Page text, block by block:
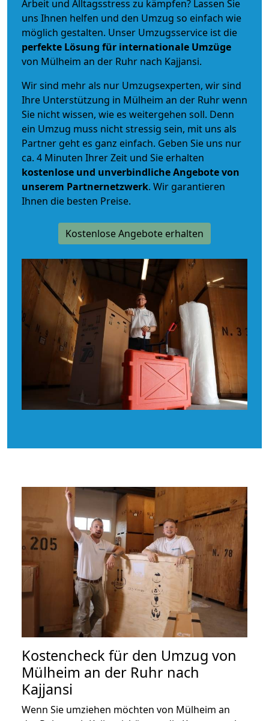
Arbeit und Alltagsstress zu kämpfen? Lassen Sie
uns Ihnen helfen und den Umzug so einfach wie
möglich gestalten. Unser Umzugsservice ist die
perfekte Lösung für internationale Umzüge
von Mülheim an der Ruhr nach Kajjansi.
Wir sind mehr als nur Umzugsexperten, wir sind
Ihre Unterstützung in Mülheim an der Ruhr wenn
Sie nicht wissen, wie es weitergehen soll. Denn
ein Umzug muss nicht stressig sein, mit uns als
Partner geht es ganz einfach. Geben Sie uns nur
ca. 4 Minuten Ihrer Zeit und Sie erhalten
kostenlose und unverbindlicheAngebote von
unserem Partnernetzwerk. Wir garantieren
Ihnen die besten Preise.
Kostenlose Angebote erhalten
Kostencheck für den Umzug von
Mülheim an der Ruhr nach
Kajjansi
Wenn Sie umziehen möchten von Mülheim an